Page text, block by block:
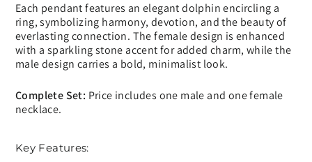
Each pendant features an elegant dolphin encircling a
ring, symbolizing harmony, devotion, and the beauty of
everlasting connection. The female design is enhanced
with a sparkling stone accent for added charm, while the
male design carries a bold, minimalist look.
Complete Set: Price includes one male and one female
necklace.
Key Features: